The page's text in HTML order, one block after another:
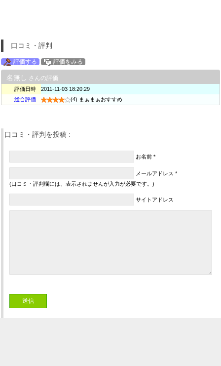
口コミ・評判
評価する 評価をみる
名無し さんの評価
評価日時
2011-11-03 18:20:29
総合評価
(4) まぁまぁおすすめ
口コミ・評判を投稿 :
お名前 *
メールアドレス *
(口コミ・評判欄には、表示されませんが入力が必要です。)
サイトアドレス